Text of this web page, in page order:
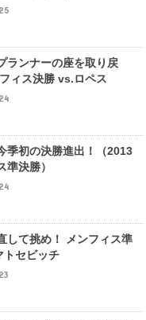
ランナーの座を取り戻
ィス決勝 vs.ロペス
季初の決勝進出！（2013
準決勝）
して挑め！ メンフィス準
セビッチ